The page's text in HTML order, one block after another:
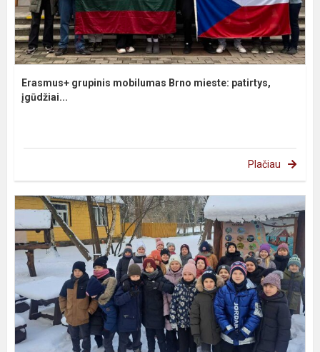
Erasmus+ grupinis mobilumas Brno mieste: patirtys,
įgūdžiai...
Plačiau